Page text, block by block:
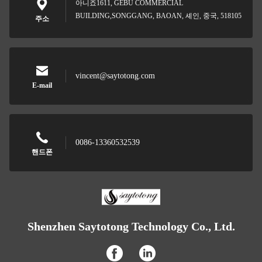
주소
아니죠1611, GEBU COMMERCIAL
BUILDING,SONGGANG, BAOAN, 셰인, 중국, 518105
E-mail
vincent@saytotong.com
핸드폰
0086-13360532539
Shenzhen Saytotong Technology Co., Ltd.